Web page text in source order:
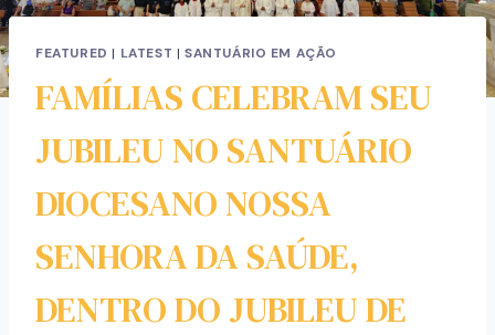
FEATURED | LATEST | SANTUÁRIO EM AÇÃO
FAMÍLIAS CELEBRAM SEU
JUBILEU NO SANTUÁRIO
DIOCESANO NOSSA
SENHORA DA SAÚDE,
DENTRO DO JUBILEU DE